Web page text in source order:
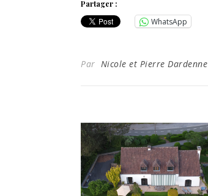
Partager :
WhatsApp
Par Nicole et Pierre Dardenne